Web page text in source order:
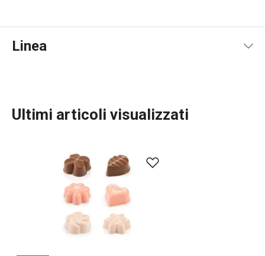
Linea
Cuocere in forno
Preparazione degli alimenti
Ultimi articoli visualizzati